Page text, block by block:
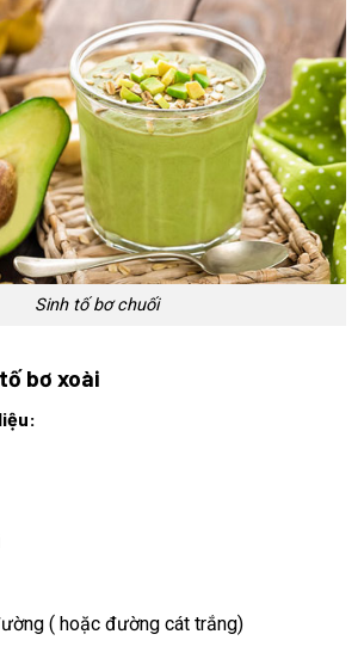
Sinh tố bơ chuối
bơ xoài
( hoặc đường cát trắng)